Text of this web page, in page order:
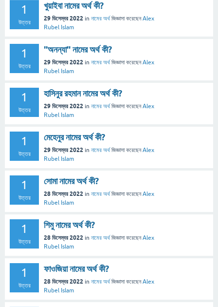
1
উত্তর
খুয়াইবা নামের অর্থ কী?
29 ডিসেম্বর 2022 in নামের অর্থ জিজ্ঞাসা করেছেনAlex
Rubel Islam
1
উত্তর
"অনন্যা" নামের অর্থ কী?
29 ডিসেম্বর 2022 in নামের অর্থ জিজ্ঞাসা করেছেনAlex
Rubel Islam
1
উত্তর
হাসিনুর রহমান নামের অর্থ কী?
29 ডিসেম্বর 2022 in নামের অর্থ জিজ্ঞাসা করেছেনAlex
Rubel Islam
1
উত্তর
মেহেনুর নামের অর্থ কী?
29 ডিসেম্বর 2022 in নামের অর্থ জিজ্ঞাসা করেছেনAlex
Rubel Islam
1
উত্তর
সোমা নামের অর্থ কী?
28 ডিসেম্বর 2022 in নামের অর্থ জিজ্ঞাসা করেছেনAlex
Rubel Islam
1
উত্তর
শিমু নামের অর্থ কী?
28 ডিসেম্বর 2022 in নামের অর্থ জিজ্ঞাসা করেছেনAlex
Rubel Islam
1
উত্তর
ফাওজিয়া নামের অর্থ কী?
28 ডিসেম্বর 2022 in নামের অর্থ জিজ্ঞাসা করেছেনAlex
Rubel Islam